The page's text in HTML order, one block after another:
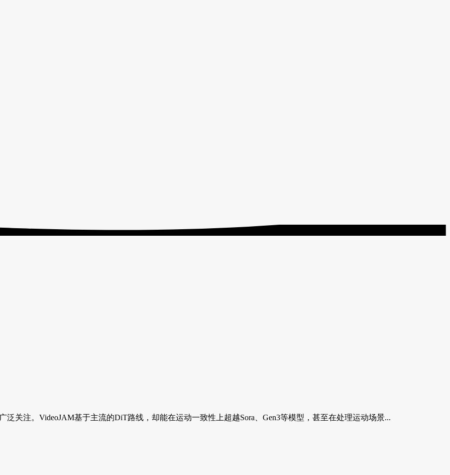
泛关注。VideoJAM基于主流的DiT路线，却能在运动一致性上超越Sora、Gen3等模型，甚至在处理运动场景...